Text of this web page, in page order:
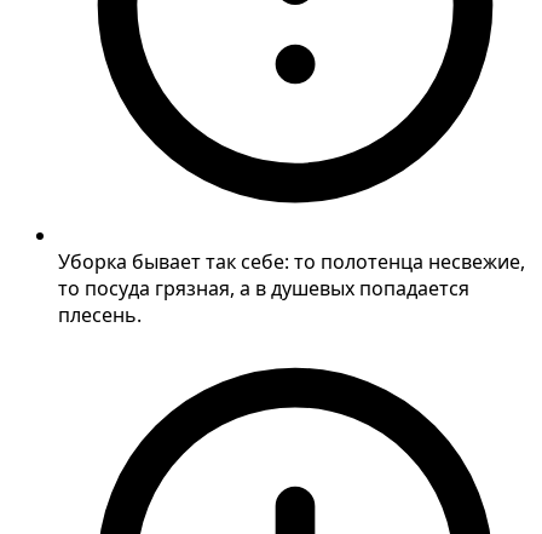
Уборка бывает так себе: то полотенца несвежие,
то посуда грязная, а в душевых попадается
плесень.